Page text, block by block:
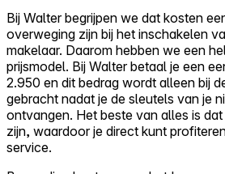
Bij Walter begrijpen we dat kosten
overweging zijn bij het inschakelen
makelaar. Daarom hebben we een
prijsmodel. Bij Walter betaal je een
2.950 en dit bedrag wordt alleen bij
gebracht nadat je de sleutels van je
ontvangen. Het beste van alles is
zijn, waardoor je direct kunt
service.